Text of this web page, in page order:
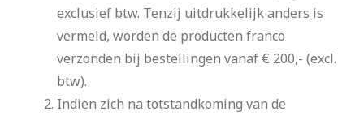
exclusief btw. Tenzij uitdrukkelijk anders is
vermeld, worden de producten franco
verzonden bij bestellingen vanaf € 200,- (excl.
btw).
Indien zich na totstandkoming van de